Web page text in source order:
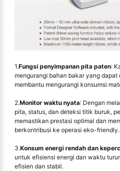
1.Fungsi penyimpanan pita paten:
mengurangi bahan bakar yang
membantu mengurangi konsumsi
2.Monitor waktu nyata: Dengan
pita, status, dan deteksi titik buruk,
memastikan prestasi optimal dan
berkontribusi ke operasi eko-friendly.
3.Konsum energi rendah dan
untuk efisiensi energi dan waktu
efisien dan stabil.